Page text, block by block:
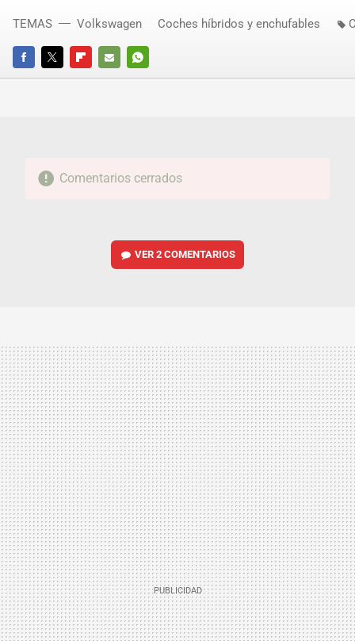
FACEBOOKTWITTERFLIPBOARD
E-
WHATSAPP
TEMAS Volkswagen Coches híbridos y enchufables
Comentarios cerrados
VER2 COMENTARIOS